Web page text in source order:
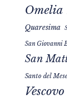
Omelia
Quaresima
San Giovanni
San
Santo del